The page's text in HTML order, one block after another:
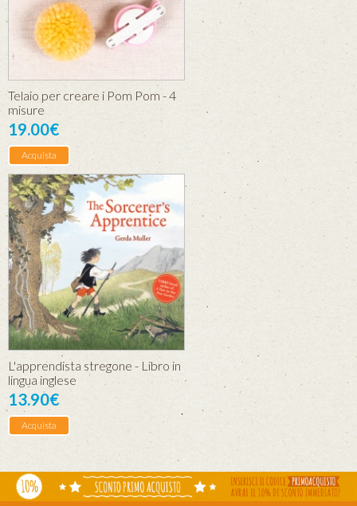
Telaio per creare i Pom Pom - 4
misure
19.00€
Acquista
L'apprendista stregone - Libro in
lingua inglese
13.90€
Acquista